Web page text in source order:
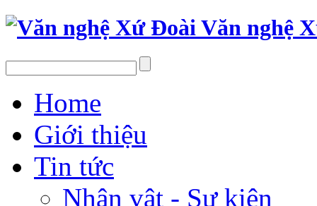
Văn nghệ
Home
Giới thiệu
Tin tức
Nhân vật - Sự kiện